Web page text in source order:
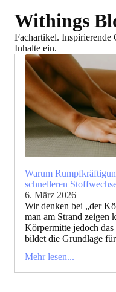
Withings
Fachartikel. Inspirierende
Inhalte ein.
Warum
schnelleren
6. März 2026
Wir denken bei „der
man am Strand zeigen
Körpermitte jedoch
bildet die Grundlage
Mehr lesen...